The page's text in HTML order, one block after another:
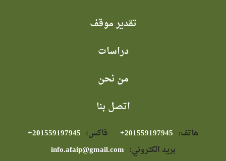
تقدير موقف
دراسات
من نحن
اتصل بنا
هاتف: فاكس:
بريد الكتروني: info.afaip@gmail.com